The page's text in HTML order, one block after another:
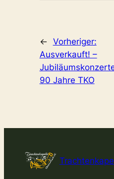
← Vorheriger:
Ausverkauft! –
90 Jahre TKO